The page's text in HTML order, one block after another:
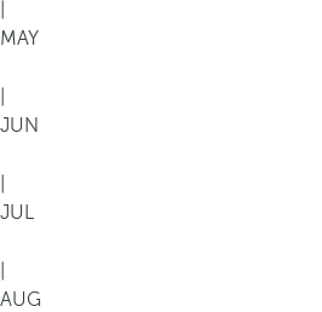
MAY
JUN
JUL
AUG